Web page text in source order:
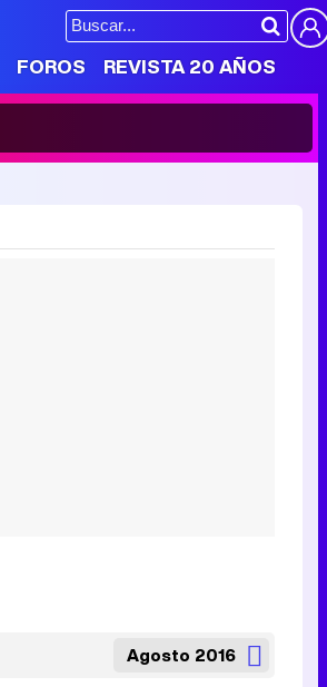
FOROS REVISTA 20 AÑOS
Agosto 2016